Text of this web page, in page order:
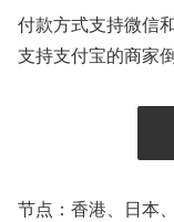
付款方式支持微信
支持支付宝的商家
节点：香港、日本